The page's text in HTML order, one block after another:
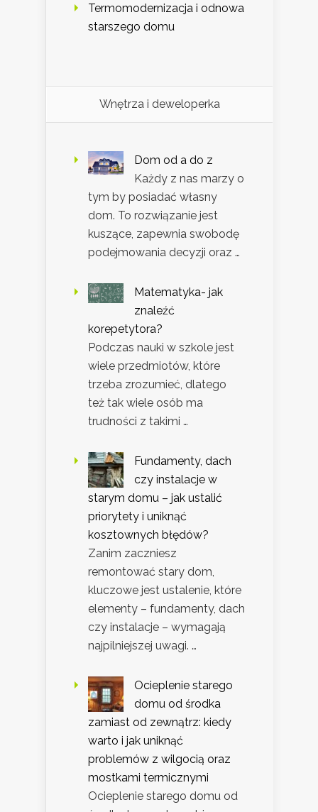
Termomodernizacja i odnowa
starszego domu
Wnętrza i deweloperka
Dom od a do z
Każdy z nas marzy o
tym by posiadać własny
dom. To rozwiązanie jest
kuszące, zapewnia swobodę
podejmowania decyzji oraz …
Matematyka- jak
znaleźć
korepetytora?
Podczas nauki w szkole jest
wiele przedmiotów, które
trzeba zrozumieć, dlatego
też tak wiele osób ma
trudności z takimi …
Fundamenty, dach
czy instalacje w
starym domu – jak ustalić
priorytety i uniknąć
kosztownych błędów?
Zanim zaczniesz
remontować stary dom,
kluczowe jest ustalenie, które
elementy – fundamenty, dach
czy instalacje – wymagają
najpilniejszej uwagi. …
Ocieplenie starego
domu od środka
zamiast od zewnątrz: kiedy
warto i jak uniknąć
problemów z wilgocią oraz
mostkami termicznymi
Ocieplenie starego domu od